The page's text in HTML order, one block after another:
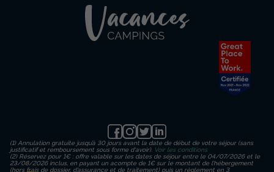
(1) Annulation gratuite jusqu’à 30 jours avant la date de début de votre séjour (sans
justificatif et remboursement sous forme d'avoir). Voir les conditions
(2) Réservez pour 1€ : offre valable sur les dates de séjour entre le 04/07/2026 et le
23/08/2026 inclus, en payant un acompte de 1€ sur le montant de l’hébergement
(hors frais de dossier, d’assurance et de traitement) puis un règlement en 3